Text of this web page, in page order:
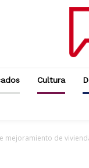
Cultura
mejoramiento de